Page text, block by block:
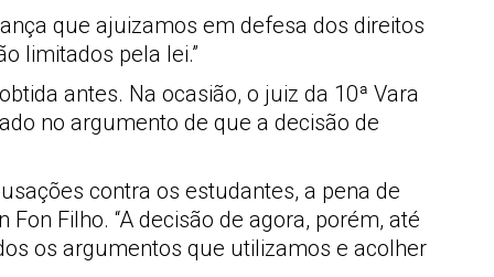
que ajuizamos em defesa dos direitos
limitados pela lei.”
antes. Na ocasião, o juiz da 10ª Vara
no argumento de que a decisão de
contra os estudantes, a pena de
Filho. “A decisão de agora, porém, até
os argumentos que utilizamos e acolher